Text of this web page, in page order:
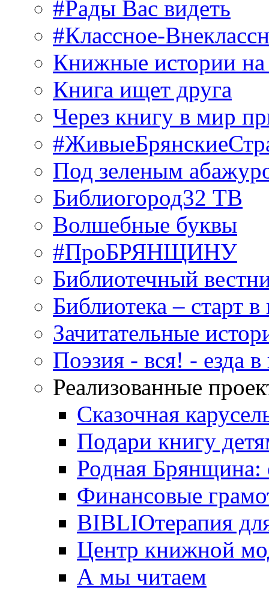
#Рады Вас видеть
#Классное-
Книжные истории
Книга ищет друга
Через книгу в мир
Под зеленым
Библиогород32 ТВ
Волшебные буквы
#ПроБРЯНЩИНУ
Библиотечный
Библиотека – старт
Зачитательные
Поэзия - вся! - езда в
Реализованные
Сказочная
Подари книгу
Родная Брянщина:
Финансовые
BIBLIOтерапия
Центр книжной
А мы читаем